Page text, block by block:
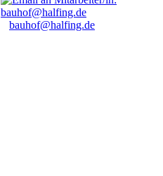
bauhof@halfing.de